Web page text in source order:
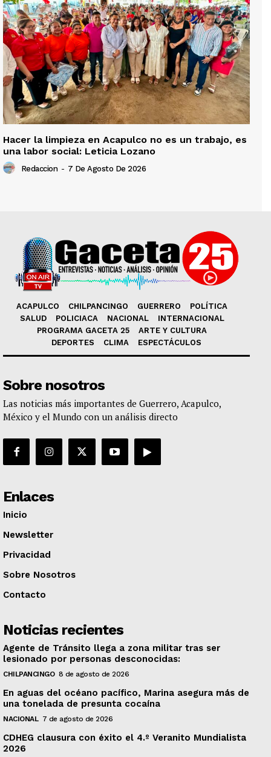
Hacer la limpieza en Acapulco no es un trabajo, es
una labor social: Leticia Lozano
Redaccion - 7 De Agosto De 2026
ACAPULCO CHILPANCINGO GUERRERO
POLÍTICA
SALUD
POLICIACA NACIONAL
INTERNACIONAL
PROGRAMA GACETA 25
ARTE Y CULTURA
DEPORTES
CLIMA ESPECTÁCULOS
Sobre nosotros
Las noticias más importantes de Guerrero, Acapulco,
México y el Mundo con un análisis directo
Enlaces
Inicio
Newsletter
Privacidad
Sobre Nosotros
Contacto
Noticias recientes
Agente de Tránsito llega a zona militar tras ser
lesionado por personas desconocidas:
CHILPANCINGO 8 de agosto de 2026
En aguas del océano pacífico, Marina asegura más de
una tonelada de presunta cocaína
NACIONAL 7 de agosto de 2026
CDHEG clausura con éxito el 4.º Veranito Mundialista
2026